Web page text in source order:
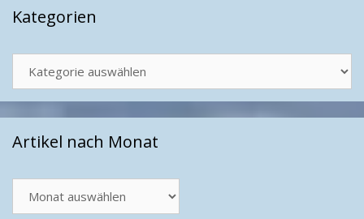
Kategorien
Artikel nach Monat
nach